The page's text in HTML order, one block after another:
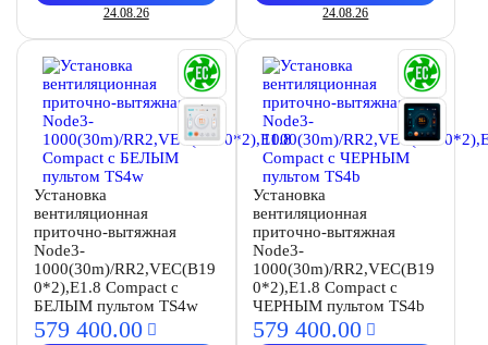
24.08.26 24.08.26
Установка
вентиляционная
приточно-вытяжная
Node3-
1000(30m)/RR2,VEC(B19
0*2),E1.8 Compact с
БЕЛЫМ пультом TS4w
579 400.00
Установка
вентиляционная
приточно-вытяжная
Node3-
1000(30m)/RR2,VEC(B19
0*2),E1.8 Compact с
ЧЕРНЫМ пультом TS4b
579 400.00